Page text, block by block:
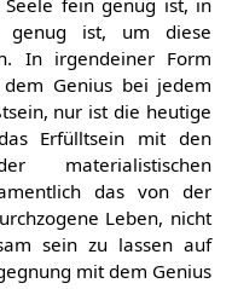
betrachten. Denn nur
fein genug ist, in
genug ist, um diese
In irgendeiner Form
Genius bei jedem
nur ist die heutige
Erfülltsein mit den
das von der
Leben, nicht
sein zu lassen auf